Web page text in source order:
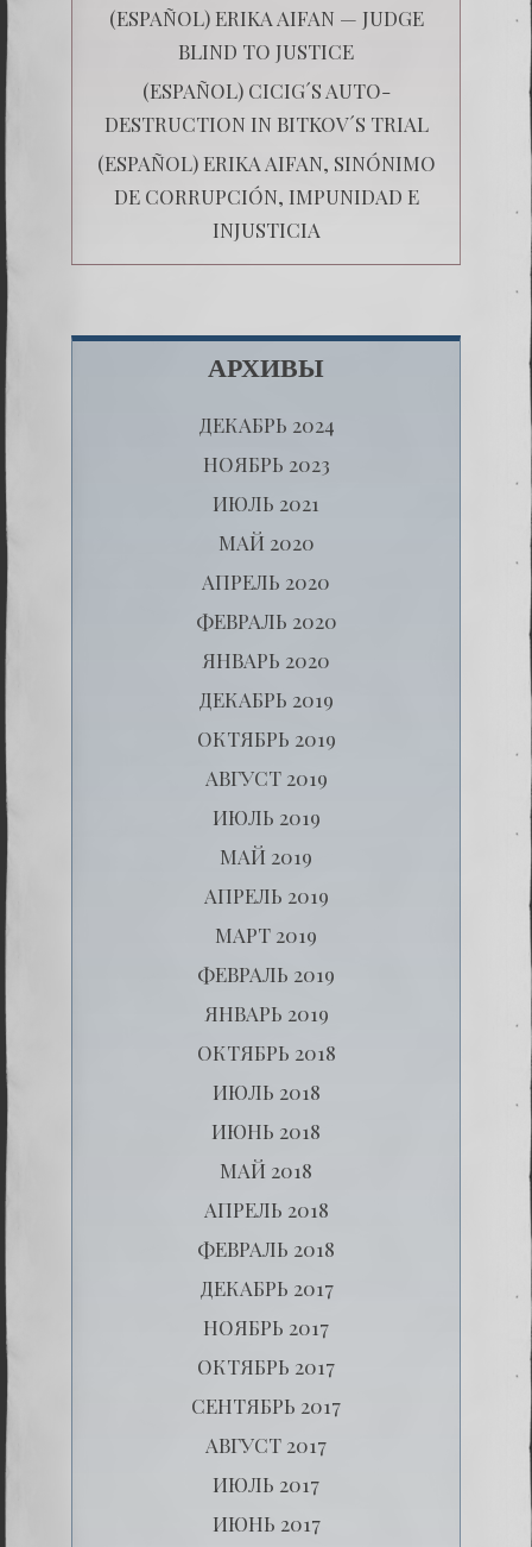
(ESPAÑOL) ERIKA AIFAN — JUDGE
BLIND TO JUSTICE
(ESPAÑOL) CICIG´S AUTO-
DESTRUCTION IN BITKOV´S TRIAL
(ESPAÑOL) ERIKA AIFAN, SINÓNIMO
DE CORRUPCIÓN, IMPUNIDAD E
INJUSTICIA
АРХИВЫ
ДЕКАБРЬ 2024
НОЯБРЬ 2023
ИЮЛЬ 2021
МАЙ 2020
АПРЕЛЬ 2020
ФЕВРАЛЬ 2020
ЯНВАРЬ 2020
ДЕКАБРЬ 2019
ОКТЯБРЬ 2019
АВГУСТ 2019
ИЮЛЬ 2019
МАЙ 2019
АПРЕЛЬ 2019
МАРТ 2019
ФЕВРАЛЬ 2019
ЯНВАРЬ 2019
ОКТЯБРЬ 2018
ИЮЛЬ 2018
ИЮНЬ 2018
МАЙ 2018
АПРЕЛЬ 2018
ФЕВРАЛЬ 2018
ДЕКАБРЬ 2017
НОЯБРЬ 2017
ОКТЯБРЬ 2017
СЕНТЯБРЬ 2017
АВГУСТ 2017
ИЮЛЬ 2017
ИЮНЬ 2017